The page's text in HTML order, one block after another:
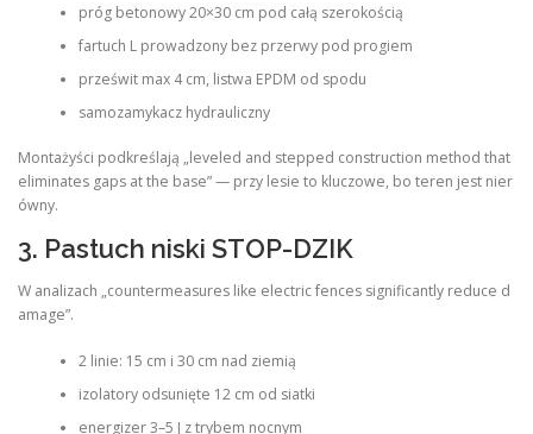
próg betonowy 20×30 cm pod całą szerokością
fartuch L prowadzony bez przerwy pod progiem
prześwit max 4 cm, listwa EPDM od spodu
samozamykacz hydrauliczny
Montażyści podkreślają „leveled and stepped construction method that
eliminates gaps at the base” — przy lesie to kluczowe, bo teren jest nier
ówny.
3. Pastuch niski STOP-DZIK
W analizach „countermeasures like electric fences significantly reduce d
amage”.
2 linie: 15 cm i 30 cm nad ziemią
izolatory odsunięte 12 cm od siatki
energizer 3–5 J z trybem nocnym